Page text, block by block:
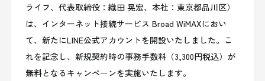
ライフ、代表取締役：織田 晃宏、本社：東京都品川区）
は、インターネット接続サービス Broad WiMAXにおい
て、新たにLINE公式アカウントを開設いたしました。こ
れを記念し、新規契約時の事務手数料（3,300円税込）が
無料となるキャンペーンを実施いたします。